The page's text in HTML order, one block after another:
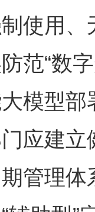
使用
范“数
模型
应建
管理